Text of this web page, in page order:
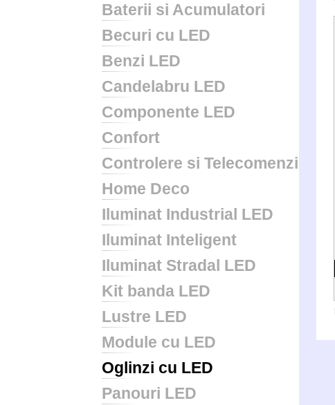
Baterii si Acumulatori
Becuri cu LED
Benzi LED
Candelabru LED
Componente LED
Confort
Controlere si Telecomenzi
Home Deco
Iluminat Industrial LED
Iluminat Inteligent
Iluminat Stradal LED
Kit banda LED
Lustre LED
Module cu LED
Oglinzi cu LED
Panouri LED